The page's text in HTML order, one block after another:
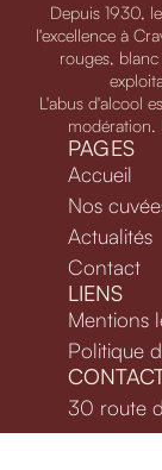
Depuis 1930,
l'excellence à
rouges,
L'abus d'alcool
modération.
PAGES
Accueil
Nos
Actualités
Contact
LIENS
Mentions
Politique
30 route